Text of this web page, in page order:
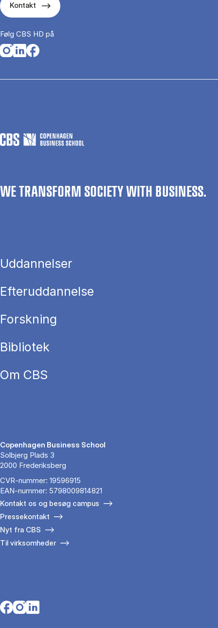
Kontakt
Følg CBS HD på
Opens in a new tab
Opens in a new tab
Opens in a new tab
WE TRANSFORM SOCIETY WITH BUSINESS.
Uddannelser
Efteruddannelse
Forskning
Bibliotek
Om CBS
Copenhagen Business School
Solbjerg Plads 3
2000 Frederiksberg
CVR-nummer: 19596915
EAN-nummer: 5798009814821
Kontakt os og besøg campus
Pressekontakt
Nyt fra CBS
Til virksomheder
Opens in a new tab
Opens in a new tab
Opens in a new tab